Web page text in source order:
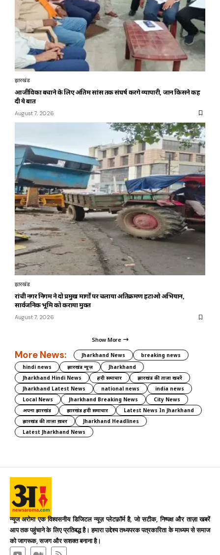
झारखंड
आजीविका बचाने के लिए अंतिम सांस तक संघर्ष करेंगे व्यापारी, जानें किसने कह
दी ये बात
August 7, 2026
झारखंड
रांची नगर निगम ने दो प्रमुख मार्गों पर चलाया अतिक्रमण हटाओ अभियान,
सार्वजनिक भूमि को कराया मुक्त
August 7, 2026
Show More
More News: Jharkhand News
breaking news
hindi news
झारखंड न्यूज़
Jharkhand
Jharkhand Hindi News
हिंदी समाचार
झारखंड की ताज़ा खबरें
Jharkhand Latest News
national news
india news
Local News
Jharkhand Breaking News
City News
अपना झारखंड
झारखंड हिंदी समाचार
Latest News In Jharkhand
झारखंड की ताज़ा ख़बर
Jharkhand Headlines
Latest Jharkhand News
न्यूज अरोमा एक विश्वसनीय डिजिटल न्यूज़ प्लेटफ़ॉर्म है, जो सटीक, निष्पक्ष और ताज़ा खबरें
आप तक पहुंचाने के लिए प्रतिबद्ध है। हमारा उद्देश्य तथ्यपरक पत्रकारिता के माध्यम से समाज
को जागरूक, सजग और सशक्त बनाना है।